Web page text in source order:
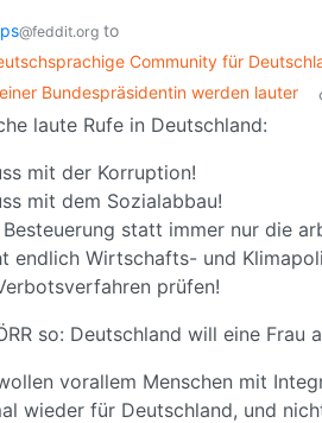
@feddit.org to
Community für
Bundespräsidentin werden lauter
laute Rufe in Deutschland:
mit der Korruption!
mit dem Sozialabbau!
Besteuerung statt immer nur die
endlich Wirtschafts- und
prüfen!
so: Deutschland will eine Frau
vorallem Menschen mit
wieder für Deutschland, und